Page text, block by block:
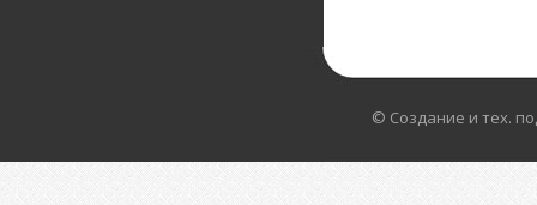
© Создание и тех.